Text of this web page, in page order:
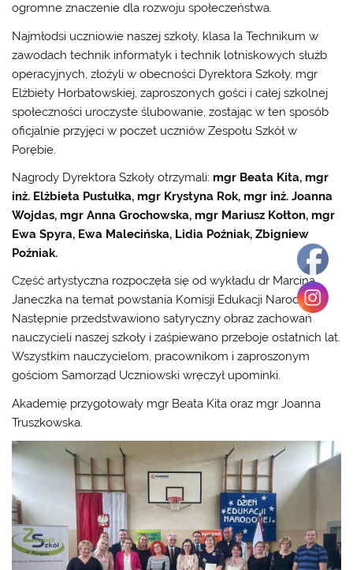
ogromne znaczenie dla rozwoju społeczeństwa.
Najmłodsi uczniowie naszej szkoły, klasa Ia Technikum w
zawodach technik informatyk i technik lotniskowych służb
operacyjnych, złożyli w obecności Dyrektora Szkoły, mgr
Elżbiety Horbatowskiej, zaproszonych gości i całej szkolnej
społeczności uroczyste ślubowanie, zostając w ten sposób
oficjalnie przyjęci w poczet uczniów Zespołu Szkół w
Porębie.
Nagrody Dyrektora Szkoły otrzymali: mgr Beata Kita, mgr
inż. Elżbieta Pustułka, mgr Krystyna Rok, mgr inż. Joanna
Wojdas, mgr Anna Grochowska, mgr Mariusz Kołton, mgr
Ewa Spyra, Ewa Malecińska, Lidia Poźniak, Zbigniew
Poźniak.
Część artystyczna rozpoczęła się od wykładu dr Marcina
Janeczka na temat powstania Komisji Edukacji Narodowej.
Następnie przedstwawiono satyryczny obraz zachowań
nauczycieli naszej szkoły i zaśpiewano przeboje ostatnich lat.
Wszystkim nauczycielom, pracownikom i zaproszonym
gościom Samorząd Uczniowski wręczył upominki.
Akademię przygotowały mgr Beata Kita oraz mgr Joanna
Truszkowska.